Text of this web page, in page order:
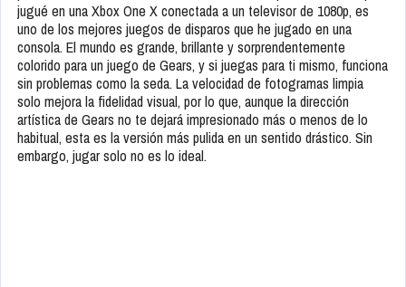
jugué en una Xbox One X conectada a un televisor de 1080p, es
uno de los mejores juegos de disparos que he jugado en una
consola. El mundo es grande, brillante y sorprendentemente
colorido para un juego de Gears, y si juegas para ti mismo, funciona
sin problemas como la seda. La velocidad de fotogramas limpia
solo mejora la fidelidad visual, por lo que, aunque la dirección
artística de Gears no te dejará impresionado más o menos de lo
habitual, esta es la versión más pulida en un sentido drástico. Sin
embargo, jugar solo no es lo ideal.